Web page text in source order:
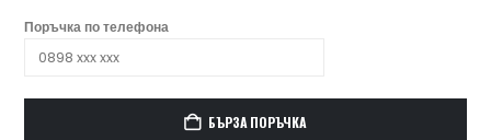
Поръчка по телефона
БЪРЗА ПОРЪЧКА